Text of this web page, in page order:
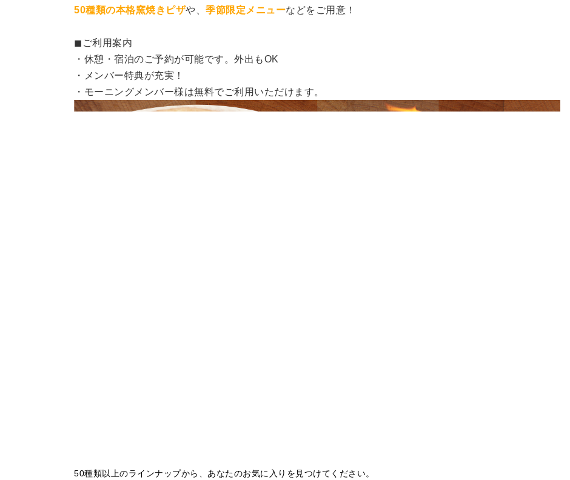
50種類の本格窯焼きピザや、 季節限定メニューなどをご用意！
◼︎ご利用案内
・休憩・宿泊のご予約が可能です。外出もOK
・メンバー特典が充実！
・モーニングメンバー様は無料でご利用いただけます。
50種類以上のラインナップから、あなたのお気に入りを見つけてください。